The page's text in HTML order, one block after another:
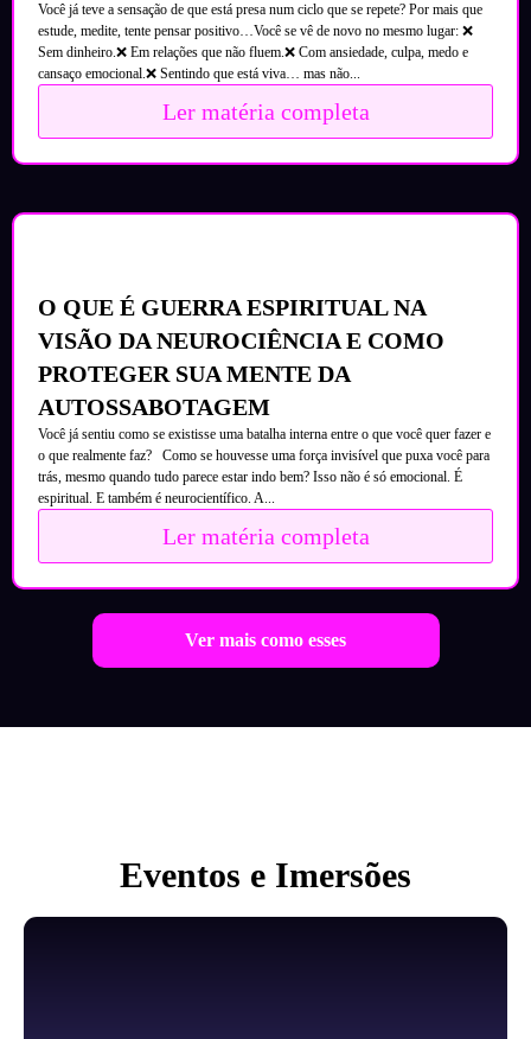
Você já teve a sensação de que está presa num ciclo que se repete? Por mais que
estude, medite, tente pensar positivo…Você se vê de novo no mesmo lugar: ❌
Sem dinheiro.❌ Em relações que não fluem.❌ Com ansiedade, culpa, medo e
cansaço emocional.❌ Sentindo que está viva… mas não...
Ler matéria completa
O QUE É GUERRA ESPIRITUAL NA
VISÃO DA NEUROCIÊNCIA E COMO
PROTEGER SUA MENTE DA
AUTOSSABOTAGEM
Você já sentiu como se existisse uma batalha interna entre o que você quer fazer e
o que realmente faz? Como se houvesse uma força invisível que puxa você para
trás, mesmo quando tudo parece estar indo bem? Isso não é só emocional. É
espiritual. E também é neurocientífico. A...
Ler matéria completa
Ver mais como esses
Eventos e Imersões